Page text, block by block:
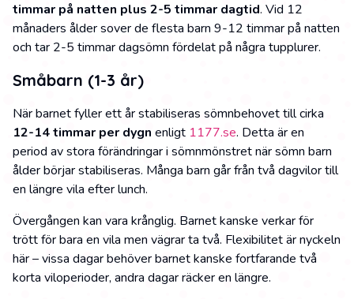
timmar på natten plus 2-5 timmar dagtid. Vid 12
månaders ålder sover de flesta barn 9-12 timmar på natten
och tar 2-5 timmar dagsömn fördelat på några tupplurer.
Småbarn (1-3 år)
När barnet fyller ett år stabiliseras sömnbehovet till cirka
12-14 timmar per dygn enligt 1177.se. Detta är en
period av stora förändringar i sömnmönstret när sömn barn
ålder börjar stabiliseras. Många barn går från två dagvilor till
en längre vila efter lunch.
Övergången kan vara krånglig. Barnet kanske verkar för
trött för bara en vila men vägrar ta två. Flexibilitet är nyckeln
här – vissa dagar behöver barnet kanske fortfarande två
korta viloperioder, andra dagar räcker en längre.